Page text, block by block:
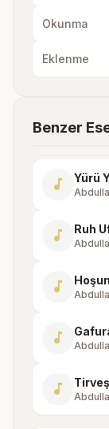
Okunma
Eklenme
Benzer
music_note Yürü
music_note Ruh
music_note
music_note
music_note